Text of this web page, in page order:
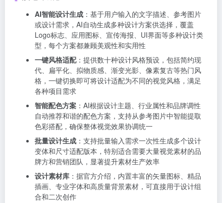
AI智能设计生成 ：基于用户输入的文字描述、参考图片
或设计需求，AI自动生成多种设计方案供选择，覆盖
Logo标志、应用图标、宣传海报、UI界面等多种设计类
型，每个方案都兼顾美观性和实用性
一键风格适配：提供数十种设计风格预设，包括简约现
代、扁平化、拟物质感、渐变光影、像素复古等热门风
格，一键切换即可将设计适配为不同的视觉风格，满足
各种项目需求
智能配色方案 ：AI根据设计主题、行业属性和品牌调性
自动推荐和谐的配色方案，支持从参考图片中智能提取
色彩搭配，确保整体视觉效果协调统一
批量设计生成 ：支持批量输入需求一次性生成多个设计
变体和尺寸适配版本，特别适合需要大量视觉素材的品
牌方和营销团队，显著提升素材生产效率
设计素材库 ：据官方介绍，内置丰富的矢量图标、精品
插画、专业字体和高质量背景素材，可直接用于设计组
合和二次创作